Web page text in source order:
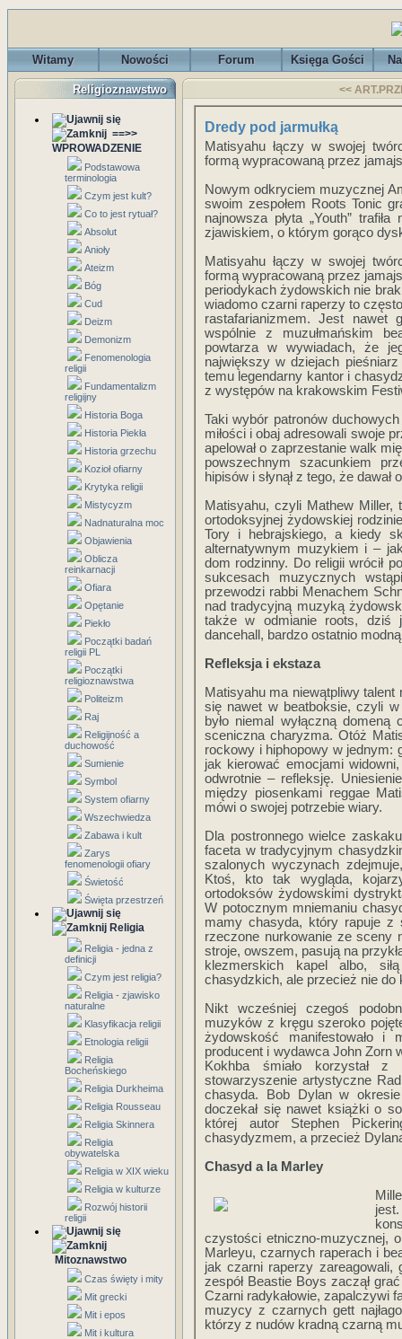
Witamy Nowości Forum Księga Gości
Religioznawstwo
==>>
WPROWADZENIE
Podstawowa
terminologia
Czym jest kult?
Co to jest rytuał?
Absolut
Anioły
Ateizm
Bóg
Cud
Deizm
Demonizm
Fenomenologia
religii
Fundamentalizm
religijny
Historia Boga
Historia Piekła
Historia grzechu
Kozioł ofiarny
Krytyka religii
Mistycyzm
Nadnaturalna moc
Objawienia
Oblicza
reinkarnacji
Ofiara
Opętanie
Piekło
Początki badań
religii PL
Początki
religioznawstwa
Politeizm
Raj
Religijność a
duchowość
Sumienie
Symbol
System ofiarny
Wszechwiedza
Zabawa i kult
Zarys
fenomenologii ofiary
Świetość
Święta przestrzeń
Religia
Religia - jedna z
definicji
Czym jest religia?
Religia - zjawisko
naturalne
Klasyfikacja religii
Etnologia religii
Religia
Bocheńskiego
Religia Durkheima
Religia Rousseau
Religia Skinnera
Religia
obywatelska
Religia w XIX wieku
Religia w kulturze
Rozwój historii
religii
Mitoznawstwo
Czas święty i mity
Mit grecki
Mit i epos
Mit i kultura
<<
Dredy pod jarmułką
Matisyahu łączy w swojej
formą wypracowaną przez
Nowym odkryciem muzycznej
swoim zespołem Roots Tonic
najnowsza płyta „Youth”
zjawiskiem, o którym gorąco
Matisyahu łączy w swojej
formą wypracowaną przez
periodykach żydowskich nie
wiadomo czarni raperzy to
rastafarianizmem. Jest nawet
wspólnie z muzułmańskim
powtarza w wywiadach, że
największy w dziejach
temu legendarny kantor i
z występów na krakowskim
Taki wybór patronów
miłości i obaj adresowali swoje
apelował o zaprzestanie walk
powszechnym szacunkiem
hipisów i słynął z tego, że
Matisyahu, czyli Mathew Miller,
ortodoksyjnej żydowskiej
Tory i hebrajskiego, a kiedy
alternatywnym muzykiem i –
dom rodzinny. Do religii wrócił
sukcesach muzycznych
przewodzi rabbi Menachem
nad tradycyjną muzyką
także w odmianie roots, dziś
dancehall, bardzo ostatnio
Refleksja i ekstaza
Matisyahu ma niewątpliwy
się nawet w beatboksie, czyli
było niemal wyłączną
sceniczna charyzma. Otóż
rockowy i hiphopowy w jednym:
jak kierować emocjami
odwrotnie – refleksję.
między piosenkami reggae
mówi o swojej potrzebie wiary.
Dla postronnego wielce
faceta w tradycyjnym
szalonych wyczynach
Ktoś, kto tak wygląda,
ortodoksów żydowskimi
W potocznym mniemaniu
mamy chasyda, który rapuje z
rzeczone nurkowanie ze sceny
stroje, owszem, pasują na
klezmerskich kapel albo,
chasydzkich, ale przecież nie do
Nikt wcześniej czegoś
muzyków z kręgu szeroko
żydowskość manifestowało i
producent i wydawca John Zorn
Kokhba śmiało korzystał z
stowarzyszenie artystyczne
chasyda. Bob Dylan w
doczekał się nawet książki o
której autor Stephen
chasydyzmem, a przecież
Chasyd a la Marley
czystości etniczno-muzycznej,
Marleyu, czarnych raperach i
jak czarni raperzy zareagowali,
zespół Beastie Boys zaczął
Czarni radykałowie, zapalczywi
muzycy z czarnych gett
którzy z nudów kradną czarną